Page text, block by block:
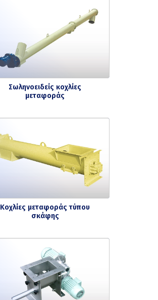
Σωληνοειδείς κοχλίες
μεταφοράς
Κοχλίες μεταφοράς τύπου
σκάφης